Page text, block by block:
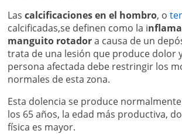
Lascalcificaciones en el hombro, o
calcificadas,se definen como la i
manguito rotadora causa de un
trata de una lesión que produce dolor
persona afectada debe restringir los
normales de esta zona.
Esta dolencia se produce
los 65 años, la edad más productiva,
física es mayor.